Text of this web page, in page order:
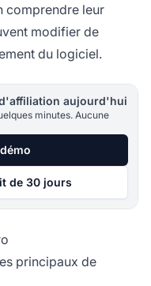
comprendre leur
modifier de
du logiciel.
aujourd'hui
minutes. Aucune
de 30 jours
principaux de